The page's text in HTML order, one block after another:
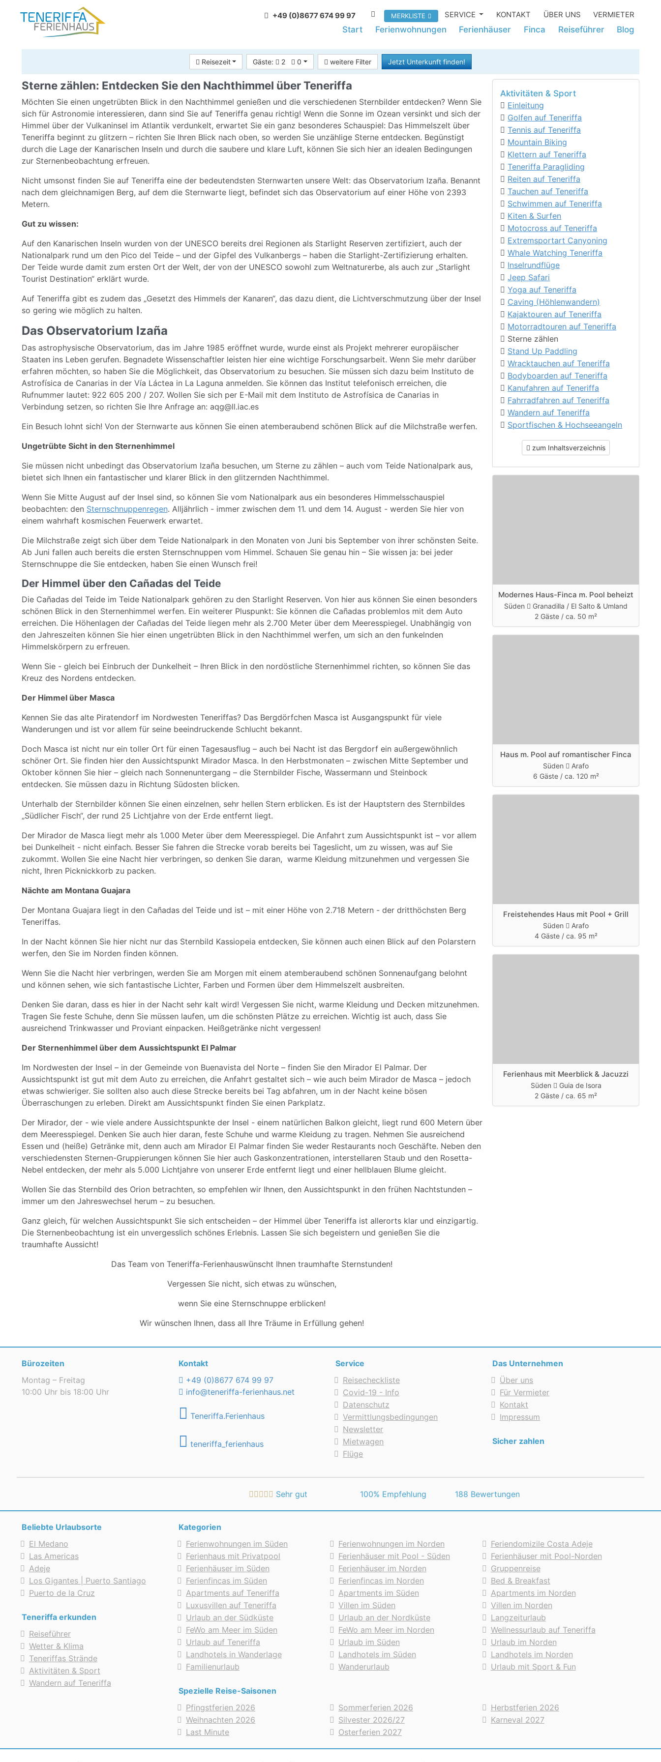
Start Ferienwohnungen Ferienhäuser Finca Reiseführer Blog
+49 (0)8677 674 99 97 MERKLISTE SERVICE KONTAKT ÜBER UNS VERMIETER
Reisezeit Gäste: 2 0 weitere Filter Jetzt Unterkunft finden!
Sterne zählen: Entdecken Sie den Nachthimmel über Teneriffa
Möchten Sie einen ungetrübten Blick in den Nachthimmel genießen und die verschiedenen Sternbilder entdecken? Wenn Sie
sich für Astronomie interessieren, dann sind Sie auf Teneriffa genau richtig! Wenn die Sonne im Ozean versinkt und sich der
Himmel über der Vulkaninsel im Atlantik verdunkelt, erwartet Sie ein ganz besonderes Schauspiel: Das Himmelszelt über
Teneriffa beginnt zu glitzern – richten Sie Ihren Blick nach oben, so werden Sie unzählige Sterne entdecken. Begünstigt
durch die Lage der Kanarischen Inseln und durch die saubere und klare Luft, können Sie sich hier an idealen Bedingungen
zur Sternenbeobachtung erfreuen.
Nicht umsonst finden Sie auf Teneriffa eine der bedeutendsten Sternwarten unsere Welt: das Observatorium Izaña. Benannt
nach dem gleichnamigen Berg, auf dem die Sternwarte liegt, befindet sich das Observatorium auf einer Höhe von 2393
Metern.
Gut zu wissen:
Auf den Kanarischen Inseln wurden von der UNESCO bereits drei Regionen als Starlight Reserven zertifiziert, auch der
Nationalpark rund um den Pico del Teide – und der Gipfel des Vulkanbergs – haben die Starlight-Zertifizierung erhalten.
Der Teide wurde damit zum ersten Ort der Welt, der von der UNESCO sowohl zum Weltnaturerbe, als auch zur „Starlight
Tourist Destination“ erklärt wurde.
Auf Teneriffa gibt es zudem das „Gesetzt des Himmels der Kanaren“, das dazu dient, die Lichtverschmutzung über der Insel
so gering wie möglich zu halten.
Das Observatorium Izaña
Das astrophysische Observatorium, das im Jahre 1985 eröffnet wurde, wurde einst als Projekt mehrerer europäischer
Staaten ins Leben gerufen. Begnadete Wissenschaftler leisten hier eine wichtige Forschungsarbeit. Wenn Sie mehr darüber
erfahren möchten, so haben Sie die Möglichkeit, das Observatorium zu besuchen. Sie müssen sich dazu beim Instituto de
Astrofísica de Canarias in der Vía Láctea in La Laguna anmelden. Sie können das Institut telefonisch erreichen, die
Rufnummer lautet: 922 605 200 / 207. Wollen Sie sich per E-Mail mit dem Instituto de Astrofísica de Canarias in
Verbindung setzen, so richten Sie Ihre Anfrage an: aqg@ll.iac.es
Ein Besuch lohnt sich! Von der Sternwarte aus können Sie einen atemberaubend schönen Blick auf die Milchstraße werfen.
Ungetrübte Sicht in den Sternenhimmel
Sie müssen nicht unbedingt das Observatorium Izaña besuchen, um Sterne zu zählen – auch vom Teide Nationalpark aus,
bietet sich Ihnen ein fantastischer und klarer Blick in den glitzernden Nachthimmel.
Wenn Sie Mitte August auf der Insel sind, so können Sie vom Nationalpark aus ein besonderes Himmelsschauspiel
beobachten: den Sternschnuppenregen. Alljährlich - immer zwischen dem 11. und dem 14. August - werden Sie hier von
einem wahrhaft kosmischen Feuerwerk erwartet.
Die Milchstraße zeigt sich über dem Teide Nationalpark in den Monaten von Juni bis September von ihrer schönsten Seite.
Ab Juni fallen auch bereits die ersten Sternschnuppen vom Himmel. Schauen Sie genau hin – Sie wissen ja: bei jeder
Sternschnuppe die Sie entdecken, haben Sie einen Wunsch frei!
Der Himmel über den Cañadas del Teide
Die Cañadas del Teide im Teide Nationalpark gehören zu den Starlight Reserven. Von hier aus können Sie einen besonders
schönen Blick in den Sternenhimmel werfen. Ein weiterer Pluspunkt: Sie können die Cañadas problemlos mit dem Auto
erreichen. Die Höhenlagen der Cañadas del Teide liegen mehr als 2.700 Meter über dem Meeresspiegel. Unabhängig von
den Jahreszeiten können Sie hier einen ungetrübten Blick in den Nachthimmel werfen, um sich an den funkelnden
Himmelskörpern zu erfreuen.
Wenn Sie - gleich bei Einbruch der Dunkelheit – Ihren Blick in den nordöstliche Sternenhimmel richten, so können Sie das
Kreuz des Nordens entdecken.
Der Himmel über Masca
Kennen Sie das alte Piratendorf im Nordwesten Teneriffas? Das Bergdörfchen Masca ist Ausgangspunkt für viele
Wanderungen und ist vor allem für seine beeindruckende Schlucht bekannt.
Doch Masca ist nicht nur ein toller Ort für einen Tagesausflug – auch bei Nacht ist das Bergdorf ein außergewöhnlich
schöner Ort. Sie finden hier den Aussichtspunkt Mirador Masca. In den Herbstmonaten – zwischen Mitte September und
Oktober können Sie hier – gleich nach Sonnenuntergang – die Sternbilder Fische, Wassermann und Steinbock
entdecken. Sie müssen dazu in Richtung Südosten blicken.
Unterhalb der Sternbilder können Sie einen einzelnen, sehr hellen Stern erblicken. Es ist der Hauptstern des Sternbildes
„Südlicher Fisch“, der rund 25 Lichtjahre von der Erde entfernt liegt.
Der Mirador de Masca liegt mehr als 1.000 Meter über dem Meeresspiegel. Die Anfahrt zum Aussichtspunkt ist – vor allem
bei Dunkelheit - nicht einfach. Besser Sie fahren die Strecke vorab bereits bei Tageslicht, um zu wissen, was auf Sie
zukommt. Wollen Sie eine Nacht hier verbringen, so denken Sie daran, warme Kleidung mitzunehmen und vergessen Sie
nicht, Ihren Picknickkorb zu packen.
Nächte am Montana Guajara
Der Montana Guajara liegt in den Cañadas del Teide und ist – mit einer Höhe von 2.718 Metern - der dritthöchsten Berg
Teneriffas.
In der Nacht können Sie hier nicht nur das Sternbild Kassiopeia entdecken, Sie können auch einen Blick auf den Polarstern
werfen, den Sie im Norden finden können.
Wenn Sie die Nacht hier verbringen, werden Sie am Morgen mit einem atemberaubend schönen Sonnenaufgang belohnt
und können sehen, wie sich fantastische Lichter, Farben und Formen über dem Himmelszelt ausbreiten.
Denken Sie daran, dass es hier in der Nacht sehr kalt wird! Vergessen Sie nicht, warme Kleidung und Decken mitzunehmen.
Tragen Sie feste Schuhe, denn Sie müssen laufen, um die schönsten Plätze zu erreichen. Wichtig ist auch, dass Sie
ausreichend Trinkwasser und Proviant einpacken. Heißgetränke nicht vergessen!
Der Sternenhimmel über dem Aussichtspunkt El Palmar
Im Nordwesten der Insel – in der Gemeinde von Buenavista del Norte – finden Sie den Mirador El Palmar. Der
Aussichtspunkt ist gut mit dem Auto zu erreichen, die Anfahrt gestaltet sich – wie auch beim Mirador de Masca – jedoch
etwas schwieriger. Sie sollten also auch diese Strecke bereits bei Tag abfahren, um in der Nacht keine bösen
Überraschungen zu erleben. Direkt am Aussichtspunkt finden Sie einen Parkplatz.
Der Mirador, der - wie viele andere Aussichtspunkte der Insel - einem natürlichen Balkon gleicht, liegt rund 600 Metern über
dem Meeresspiegel. Denken Sie auch hier daran, feste Schuhe und warme Kleidung zu tragen. Nehmen Sie ausreichend
Essen und (heiße) Getränke mit, denn auch am Mirador El Palmar finden Sie weder Restaurants noch Geschäfte. Neben den
verschiedensten Sternen-Gruppierungen können Sie hier auch Gaskonzentrationen, interstellaren Staub und den Rosetta-
Nebel entdecken, der mehr als 5.000 Lichtjahre von unserer Erde entfernt liegt und einer hellblauen Blume gleicht.
Wollen Sie das Sternbild des Orion betrachten, so empfehlen wir Ihnen, den Aussichtspunkt in den frühen Nachtstunden –
immer um den Jahreswechsel herum – zu besuchen.
Ganz gleich, für welchen Aussichtspunkt Sie sich entscheiden – der Himmel über Teneriffa ist allerorts klar und einzigartig.
Die Sternenbeobachtung ist ein unvergesslich schönes Erlebnis. Lassen Sie sich begeistern und genießen Sie die
traumhafte Aussicht!
Das Team von Teneriffa-Ferienhauswünscht Ihnen traumhafte Sternstunden!
Vergessen Sie nicht, sich etwas zu wünschen,
wenn Sie eine Sternschnuppe erblicken!
Wir wünschen Ihnen, dass all Ihre Träume in Erfüllung gehen!
Aktivitäten & Sport
Einleitung
Golfen auf Teneriffa
Tennis auf Teneriffa
Mountain Biking
Klettern auf Teneriffa
Teneriffa Paragliding
Reiten auf Teneriffa
Tauchen auf Teneriffa
Schwimmen auf Teneriffa
Kiten & Surfen
Motocross auf Teneriffa
Extremsportart Canyoning
Whale Watching Teneriffa
Inselrundflüge
Jeep Safari
Yoga auf Teneriffa
Caving (Höhlenwandern)
Kajaktouren auf Teneriffa
Motorradtouren auf Teneriffa
Sterne zählen
Stand Up Paddling
Wracktauchen auf Teneriffa
Bodyboarden auf Teneriffa
Kanufahren auf Teneriffa
Fahrradfahren auf Teneriffa
Wandern auf Teneriffa
Sportfischen & Hochseeangeln
zum Inhaltsverzeichnis
Modernes Haus-Finca m. Pool beheizt
Süden
Granadilla / El Salto & Umland
2 Gäste /ca. 50 m²
Haus m. Pool auf romantischer Finca
Süden
Arafo
6 Gäste / ca. 120 m²
Freistehendes Haus mit Pool + Grill
Süden
Arafo
4 Gäste / ca. 95 m²
Ferienhaus mit Meerblick & Jacuzzi
Süden
Guia de Isora
2 Gäste /ca. 65 m²
Bürozeiten
Montag – Freitag
10:00 Uhr bis 18:00 Uhr
Kontakt
+49 (0)8677 674 99 97
info@teneriffa-ferienhaus.net
Teneriffa.Ferienhaus
teneriffa_ferienhaus
Service
Reisecheckliste
Covid-19 - Info
Datenschutz
Vermittlungsbedingungen
Newsletter
Mietwagen
Flüge
Das Unternehmen
Über uns
Für Vermieter
Kontakt
Impressum
Sicher zahlen
Sehr gut 100% Empfehlung 188 Bewertungen
Beliebte Urlaubsorte
El Medano
Las Americas
Adeje
Los Gigantes | Puerto Santiago
Puerto de la Cruz
Teneriffa erkunden
Reiseführer
Wetter & Klima
Teneriffas Strände
Aktivitäten & Sport
Wandern auf Teneriffa
Kategorien
Ferienwohnungen im Süden
Ferienwohnungen im Norden
Feriendomizile Costa Adeje
Ferienhaus mit Privatpool
Ferienhäuser mit Pool - Süden
Ferienhäuser mit Pool-Norden
Ferienhäuser im Süden
Ferienhäuser im Norden
Gruppenreise
Ferienfincas im Süden
Ferienfincas im Norden
Bed & Breakfast
Apartments auf Teneriffa
Apartments im Süden
Apartments im Norden
Luxusvillen auf Teneriffa
Villen im Süden
Villen im Norden
Urlaub an der Südküste
Urlaub an der Nordküste
Langzeiturlaub
FeWo am Meer im Süden
FeWo am Meer im Norden
Wellnessurlaub auf Teneriffa
Urlaub auf Teneriffa
Urlaub im Süden
Urlaub im Norden
Landhotels in Wanderlage
Landhotels im Süden
Landhotels im Norden
Familienurlaub
Wanderurlaub Urlaub mit Sport & Fun
Spezielle Reise-Saisonen
Pfingstferien 2026
Sommerferien 2026
Herbstferien 2026
Weihnachten 2026
Silvester 2026/27
Karneval 2027
Last Minute
Osterferien 2027